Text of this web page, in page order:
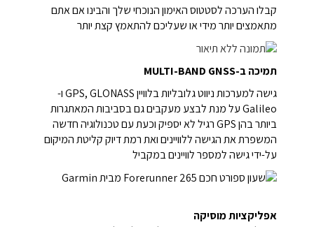
קבלו הערכה לסטטוס האימון הנוכחי שלך והבינו אם אתם
מתאמצים יותר מידי או שעליכם להתאמץ קצת יותר
תמיכה ב-MULTI-BAND GNSS
גישה למערכות ניווט גלובליות בלוויין GPS, GLONASS ו-
Galileo על מנת לבצע מעקבים גם בסביבות המאתגרות
ביותר בהן GPS רגיל לא יספיק וכעת עם טכנולוגיה חדשה
המשפרת את הגישה ללוויינים ואת רמת דיוק קליטת המיקום
על-ידי גישה למספר לוויינים במקביל
אפליקציות מוסיקה